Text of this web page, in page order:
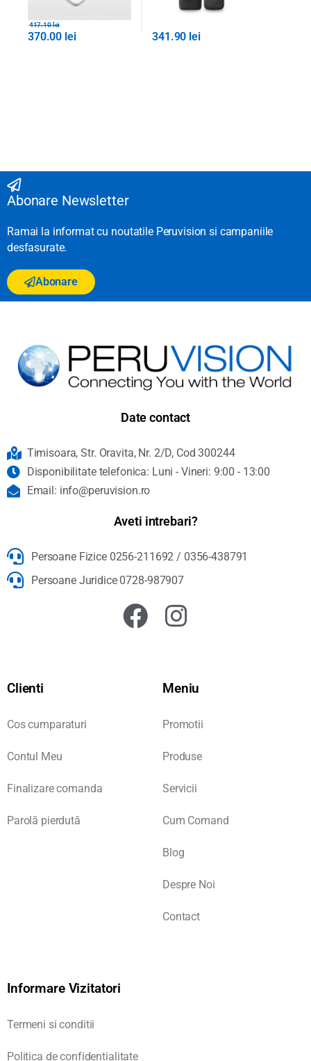
370.00 lei
417.10lei
341.90 lei
Abonare Newsletter
Ramai la informat cu noutatile Peruvision si campaniile
desfasurate.
Abonare
Date contact
Timisoara, Str. Oravita, Nr. 2/D, Cod 300244
Disponibilitate telefonica: Luni - Vineri: 9:00 - 13:00
Email: info@peruvision.ro
Aveti intrebari?
Persoane Fizice 0256-211692 / 0356-438791
Persoane Juridice 0728-987907
Clienti
Cos cumparaturi
Contul Meu
Finalizare comanda
Parolă pierdută
Meniu
Promotii
Produse
Servicii
Cum Comand
Blog
Despre Noi
Contact
Informare Vizitatori
Termeni si conditii
Politica de confidentialitate